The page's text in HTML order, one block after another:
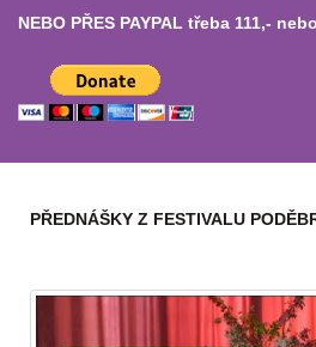
NEBO PŘES PAYPAL třeba 111,-
PŘEDNÁŠKY Z FESTIVALU